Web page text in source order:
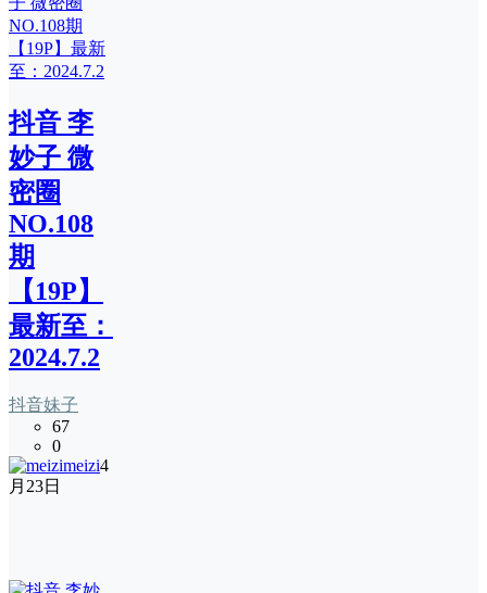
抖音 李
妙子 微
密圈
NO.108
期
【19P】
最新至：
2024.7.2
抖音妹子
67
0
meizi4
月23日